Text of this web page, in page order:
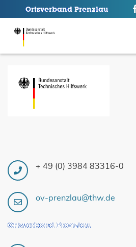
+ 49 (0) 3984 83316-0
ov-prenzlau@thw.de